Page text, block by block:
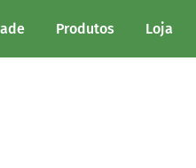
Produtos Loja